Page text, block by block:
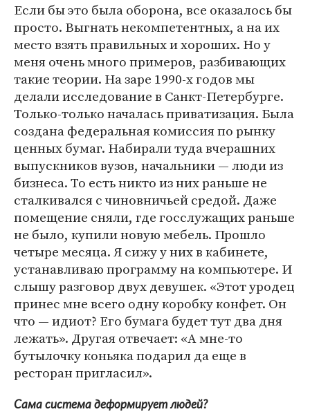
Если бы это была оборона, все оказалось бы
просто. Выгнать некомпетентных, а на их
место взять правильных и хороших. Но у
меня очень много примеров, разбивающих
такие теории. На заре 1990-х годов мы
делали исследование в Санкт-Петербурге.
Только-только началась приватизация. Была
создана федеральная комиссия по рынку
ценных бумаг. Набирали туда вчерашних
выпускников вузов, начальники — люди из
бизнеса. То есть никто из них раньше не
сталкивался с чиновничьей средой. Даже
помещение сняли, где госслужащих раньше
не было, купили новую мебель. Прошло
четыре месяца. Я сижу у них в кабинете,
устанавливаю программу на компьютере. И
слышу разговор двух девушек. «Этот уродец
принес мне всего одну коробку конфет. Он
что — идиот? Его бумага будет тут два дня
лежать». Другая отвечает: «А мне-то
бутылочку коньяка подарил да еще в
ресторан пригласил».
Сама система деформирует людей?